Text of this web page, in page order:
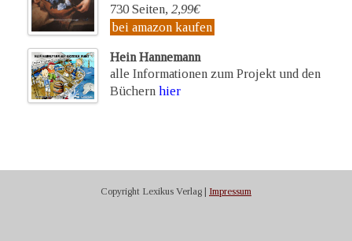
730 Seiten, 2,99€
bei amazon kaufen
Hein Hannemann
alle Informationen zum Projekt und den
Büchern hier
Copyright Lexikus Verlag | Impressum